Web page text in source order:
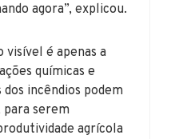
agora”, explicou.
visível é apenas a
químicas e
incêndios podem
para serem
agrícola